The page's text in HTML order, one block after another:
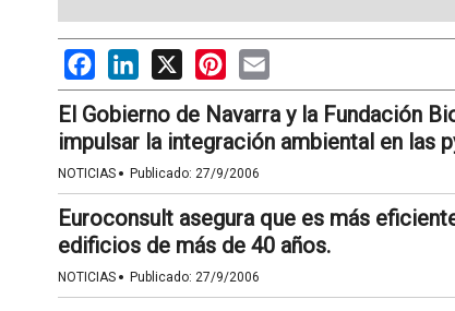
FacebookLinkedIn
X PinterestEmail
El Gobierno de Navarra y la Fundación
impulsar la integración ambiental en las
NOTICIAS · Publicado: 27/9/2006
Euroconsult asegura que es más
edificios de más de 40 años.
NOTICIAS · Publicado: 27/9/2006